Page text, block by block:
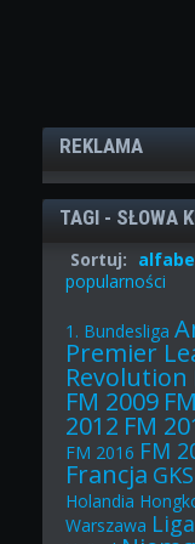
REKLAMA
TAGI - SŁOWA
Sortuj:
popularności
1. Bundesliga
Premier
Revolution
FM 2009
2012 FM
FM 2016 FM
Francja
Holandia
Warszawa